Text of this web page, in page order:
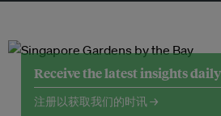
Receive the latest insights
注册以获取我们的时讯 →